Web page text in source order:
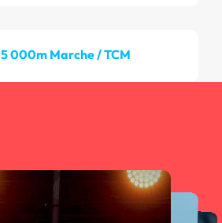
5 000m Marche / TCM